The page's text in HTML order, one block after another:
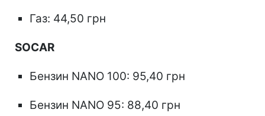
Газ: 44,50 грн
SOCAR
Бензин NANO 100: 95,40 грн
Бензин NANO 95: 88,40 грн